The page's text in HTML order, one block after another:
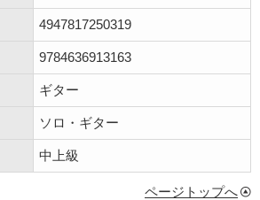
4947817250319
9784636913163
ギター
ソロ・ギター
中上級
ページトップへ